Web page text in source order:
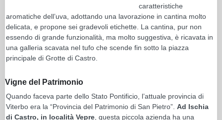
caratteristiche
aromatiche dell’uva, adottando una lavorazione in cantina molto
delicata, e propone sei gradevoli etichette. La cantina, pur non
essendo di grande funzionalità, ma molto suggestiva, è ricavata in
una galleria scavata nel tufo che scende fin sotto la piazza
principale di Grotte di Castro.
Vigne del Patrimonio
Quando faceva parte dello Stato Pontificio, l’attuale provincia di
Viterbo era la “Provincia del Patrimonio di San Pietro”. Ad Ischia
di Castro, in località Vepre , questa piccola azienda ha una